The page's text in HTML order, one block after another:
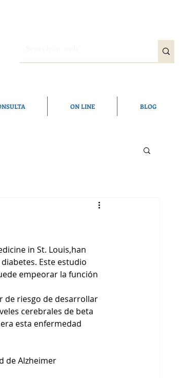
ON LINE BLOG
in St. Louis,han
Este estudio
empeorar la función
de riesgo de desarrollar
cerebrales de beta
esta enfermedad
de Alzheimer